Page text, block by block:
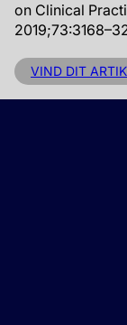
on Clinical
VIND DIT